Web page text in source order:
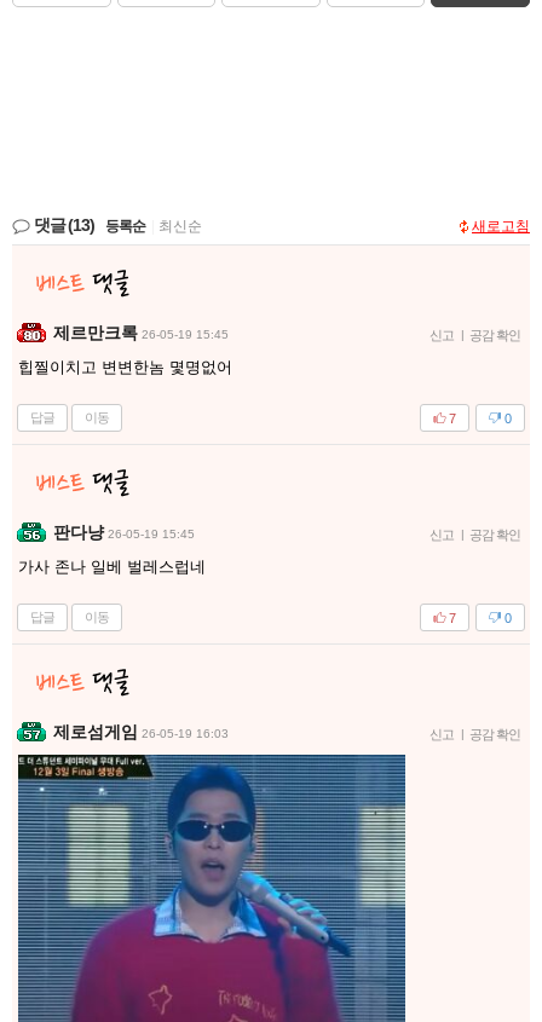
댓글(13) 등록순 최신순 새로고침
제르만크록 26-05-19 15:45 신고 | 공감 확인
힙찔이치고 변변한놈 몇명없어
답글 이동 0
7
판다냥 26-05-19 15:45 신고 | 공감 확인
가사 존나 일베 벌레스럽네
답글 이동 0
7
제로섬게임 26-05-19 16:03 신고 | 공감 확인